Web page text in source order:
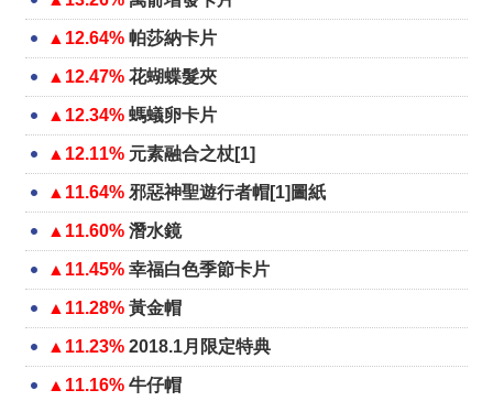
▲12.64% 帕莎納卡片
▲12.47% 花蝴蝶髮夾
▲12.34% 螞蟻卵卡片
▲12.11% 元素融合之杖[1]
▲11.64% 邪惡神聖遊行者帽[1]圖紙
▲11.60% 潛水鏡
▲11.45% 幸福白色季節卡片
▲11.28% 黃金帽
▲11.23% 2018.1月限定特典
▲11.16% 牛仔帽